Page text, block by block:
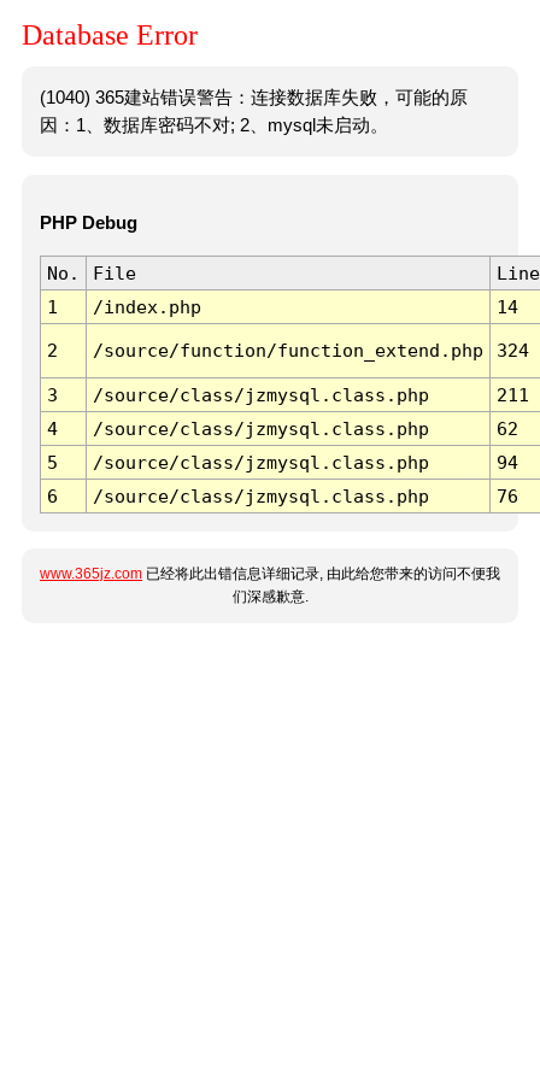
Database Error
(1040) 365建站错误警告：连接数据库失败，可能的原
因：1、数据库密码不对; 2、mysql未启动。
PHP Debug
No. File
Line
1
/index.php 14
2 /source/function/function_extend.php 324
3 /source/class/jzmysql.class.php
211
4
/source/class/jzmysql.class.php
62
5
/source/class/jzmysql.class.php
94
6
/source/class/jzmysql.class.php 76
www.365jz.com 已经将此出错信息详细记录, 由此给您带来的访问不便我
们深感歉意.